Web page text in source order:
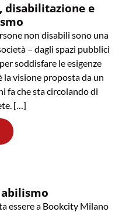
e
non disabili sono una
– dagli spazi pubblici
soddisfare le esigenze
la visione proposta da un
fa che sta circolando di
[…]
essere a Bookcity Milano